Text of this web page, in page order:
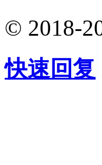
© 2018-
快速回复